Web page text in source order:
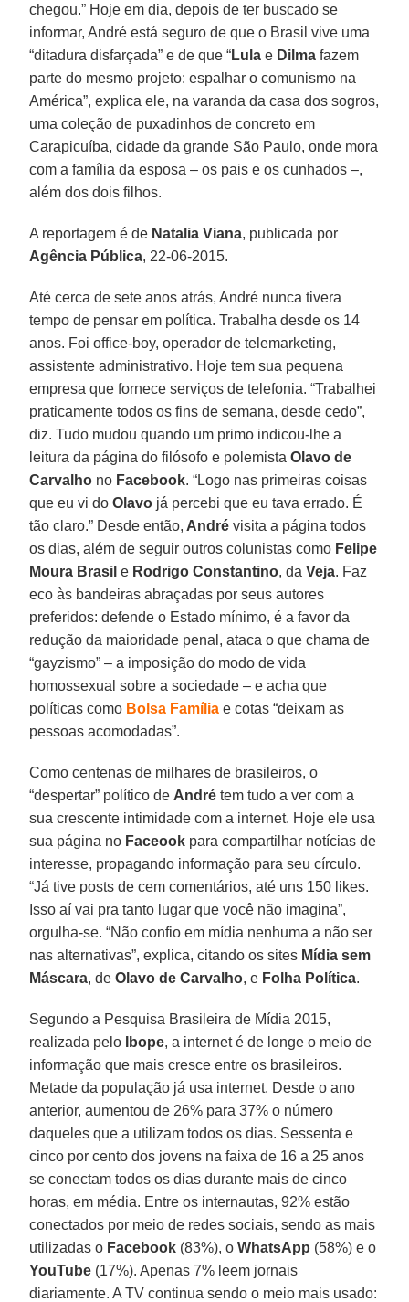
chegou.” Hoje em dia, depois de ter buscado se
informar, André está seguro de que o Brasil vive uma
“ditadura disfarçada” e de que “Lula e Dilma fazem
parte do mesmo projeto: espalhar o comunismo na
América”, explica ele, na varanda da casa dos sogros,
uma coleção de puxadinhos de concreto em
Carapicuíba, cidade da grande São Paulo, onde mora
com a família da esposa – os pais e os cunhados –,
além dos dois filhos.
A reportagem é de Natalia Viana, publicada por
Agência Pública, 22-06-2015.
Até cerca de sete anos atrás, André nunca tivera
tempo de pensar em política. Trabalha desde os 14
anos. Foi office-boy, operador de telemarketing,
assistente administrativo. Hoje tem sua pequena
empresa que fornece serviços de telefonia. “Trabalhei
praticamente todos os fins de semana, desde cedo”,
diz. Tudo mudou quando um primo indicou-lhe a
leitura da página do filósofo e polemistaOlavo de
Carvalho no Facebook. “Logo nas primeiras coisas
que eu vi doOlavo já percebi que eu tava errado. É
tão claro.” Desde então, André visita a página todos
os dias, além de seguir outros colunistas como Felipe
Moura Brasil e Rodrigo Constantino, daVeja. Faz
eco às bandeiras abraçadas por seus autores
preferidos: defende o Estado mínimo, é a favor da
redução da maioridade penal, ataca o que chama de
“gayzismo” – a imposição do modo de vida
homossexual sobre a sociedade – e acha que
políticas como Bolsa Família e cotas “deixam as
pessoas acomodadas”.
Como centenas de milhares de brasileiros, o
“despertar” político de André tem tudo a ver com a
sua crescente intimidade com a internet. Hoje ele usa
sua página no Faceook para compartilhar notícias de
interesse, propagando informação para seu círculo.
“Já tive posts de cem comentários, até uns 150 likes.
Isso aí vai pra tanto lugar que você não imagina”,
orgulha-se. “Não confio em mídia nenhuma a não ser
nas alternativas”, explica, citando os sites Mídia sem
Máscara, de Olavo de Carvalho, e Folha Política.
Segundo a Pesquisa Brasileira de Mídia 2015,
realizada pelo
Ibope, a internet é de longe o meio de
informação que mais cresce entre os brasileiros.
Metade da população já usa internet. Desde o ano
anterior, aumentou de 26% para 37% o número
daqueles que a utilizam todos os dias. Sessenta e
cinco por cento dos jovens na faixa de 16 a 25 anos
se conectam todos os dias durante mais de cinco
horas, em média. Entre os internautas, 92% estão
conectados por meio de redes sociais, sendo as mais
utilizadas o Facebook (83%), oWhatsApp (58%) e o
YouTube (17%). Apenas 7% leem jornais
diariamente. A TV continua sendo o meio mais usado: